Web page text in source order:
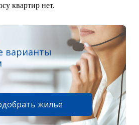
квартир нет.
варианты
жилье